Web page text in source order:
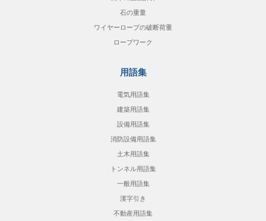
石の重量
ワイヤーロープの破断荷重
ロープワーク
用語集
電気用語集
建築用語集
設備用語集
消防設備用語集
土木用語集
トンネル用語集
一般用語集
漢字引き
不動産用語集